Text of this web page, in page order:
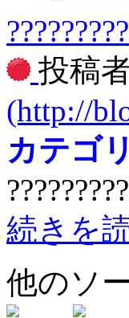
投稿
(http://
カテゴリ
続きを
他のソ